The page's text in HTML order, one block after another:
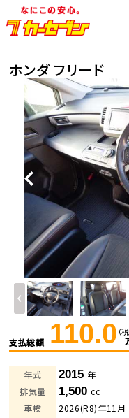
ホンダ フリード
支払総額 110.0 （
年式 2015 年
排気量
1,500cc
車検
2026(R8)年11月